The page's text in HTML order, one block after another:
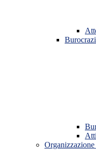
Organizzazione